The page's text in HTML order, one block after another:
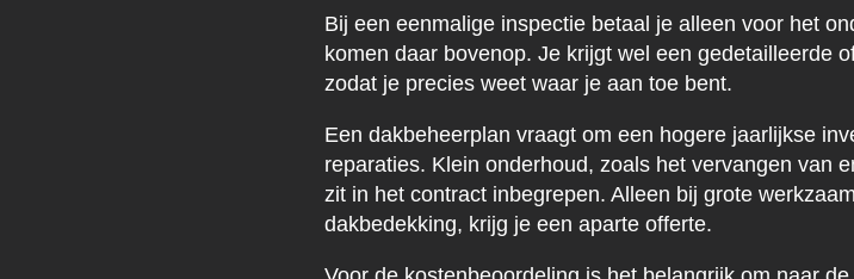
Bij een eenmalige inspectie betaal je alleen voor het
komen daar bovenop. Je krijgt wel een gedetailleerde
zodat je precies weet waar je aan toe bent.
Een dakbeheerplan vraagt om een hogere jaarlijkse
reparaties. Klein onderhoud, zoals het vervangen van
zit in het contract inbegrepen. Alleen bij grote
dakbedekking, krijg je een aparte offerte.